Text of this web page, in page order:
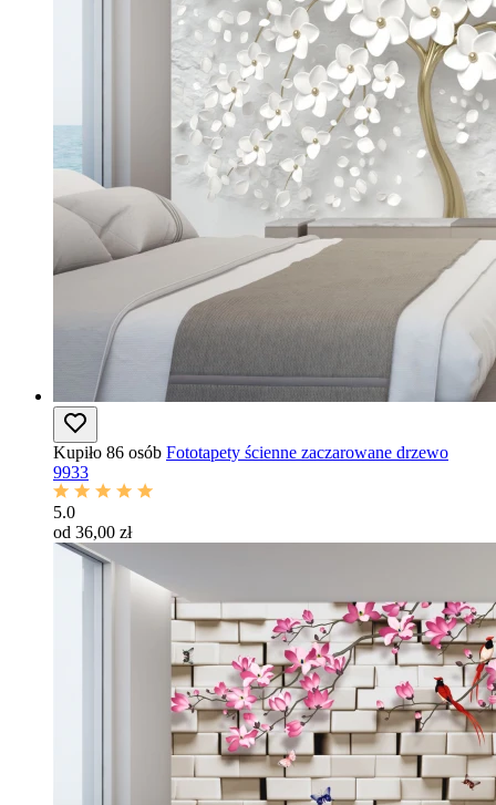
Kupiło 86 osób Fototapety ścienne zaczarowane drzewo
9933
5.0
od 36,00 zł